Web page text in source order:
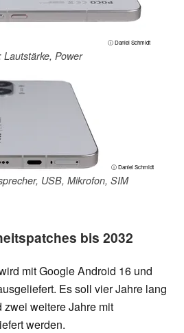
ⓘ Daniel Schmidt
Lautstärke, Power
ⓘ Daniel Schmidt
USB, Mikrofon, SIM
bis 2032
mit Google Android 16 und
Es soll vier Jahre lang
zwei weitere Jahre mit
werden.